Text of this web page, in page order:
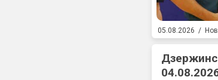
05.08.2026 /